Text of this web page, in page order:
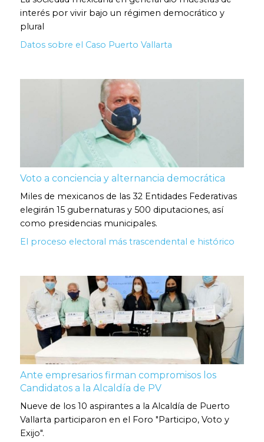
interés por vivir bajo un régimen democrático y
plural
Datos sobre el Caso Puerto Vallarta
Voto a conciencia y alternancia democrática
Miles de mexicanos de las 32 Entidades Federativas
elegirán 15 gubernaturas y 500 diputaciones, así
como presidencias municipales.
El proceso electoral más trascendental e histórico
Ante empresarios firman compromisos los
Candidatos a la Alcaldía de PV
Nueve de los 10 aspirantes a la Alcaldía de Puerto
Vallarta participaron en el Foro "Participo, Voto y
Exijo".